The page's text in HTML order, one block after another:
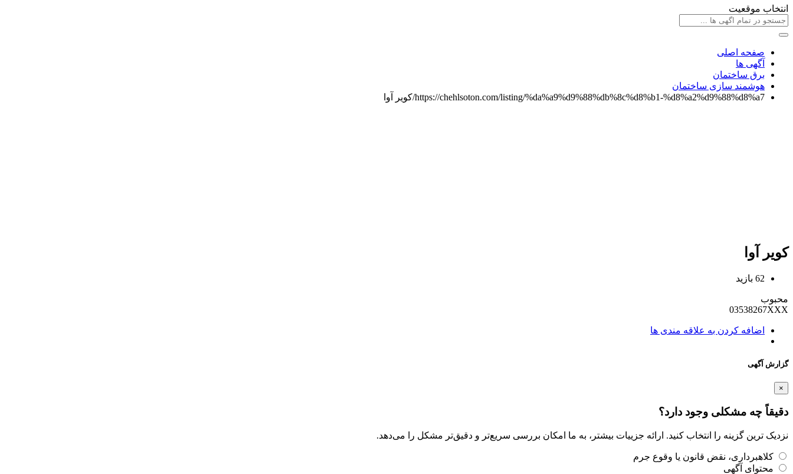
انتخاب موقعیت
صفحه اصلی
آگهی ها
برق ساختمان
هوشمند سازی ساختمان
https://chehlsoton.com/listing/%da%a9%d9%88%db%8c%d8%b1-%d8%a2%d9%88%d8%a7/ کویر آوا
کویر آوا
62 بازید
محبوب
03538267XXX
اضافه کردن به علاقه مندی ها
گزارش آگهی
×
دقیقاً چه مشکلی وجود دارد؟
نزدیک ترین گزینه را انتخاب کنید. ارائه جزییات بیشتر، به ما امکان بررسی سریع‌تر و دقیق‌تر مشکل را می‌دهد.
کلاهبرداری، نقض قانون یا وقوع جرم
محتوای آگهی